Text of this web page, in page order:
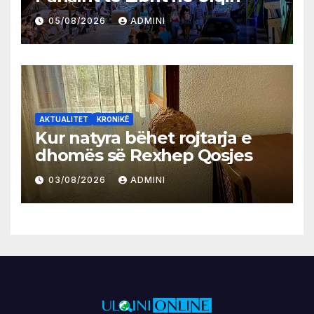
05/08/2026 ADMINI
AKTUALITET KRONIKË
Kur natyra bëhet rojtarja e
dhomës së Rexhep Qosjes
03/08/2026 ADMINI